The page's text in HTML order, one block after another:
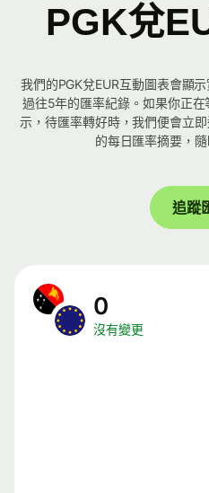
PGK兌
我們的PGK兌EUR互動圖表會顯
過往5年的匯率紀錄。如果你正
示，待匯率轉好時，我們便會立
的每日匯率摘要，
追蹤
0
沒有變更